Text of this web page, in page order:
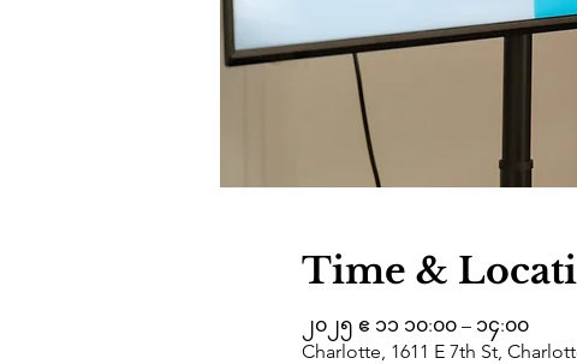
Time &
၂၀၂၅ ဧ ၁၁ ၁၀:၀၀ – ၁၄:၀၀
Charlotte, 1611 E 7th St,